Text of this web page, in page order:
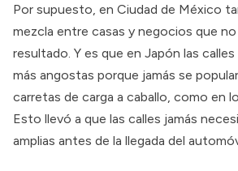
Por supuesto, en Ciudad de México
mezcla entre casas y negocios que no
resultado. Y es que en Japón las
más angostas porque jamás se
carretas de carga a caballo, como en
Esto llevó a que las calles jamás
amplias antes de la llegada del